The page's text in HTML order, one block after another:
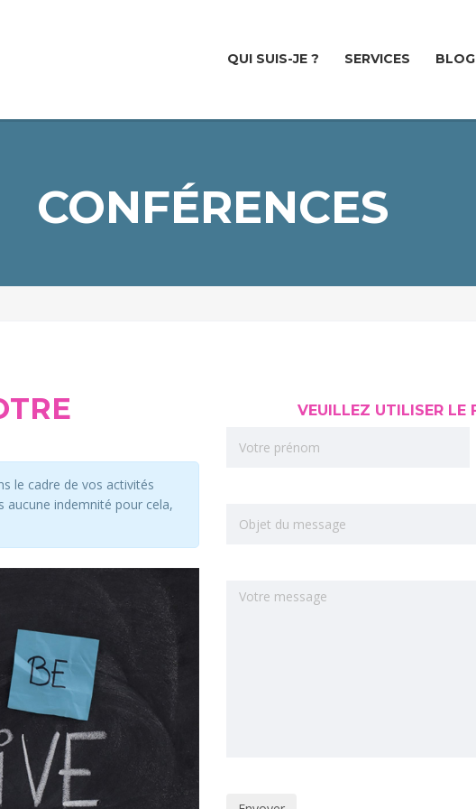
QUI SUIS-JE ? SERVICES BLOG
CONFÉRENCES
le cadre de vos activités
aucune indemnité pour cela,
VEUILLEZ UTILISER LE